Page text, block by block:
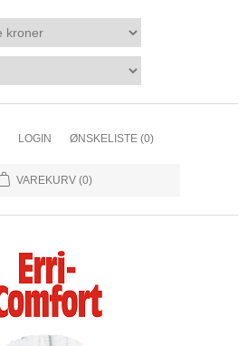
LOGIN ØNSKELISTE (0)
VAREKURV (0)